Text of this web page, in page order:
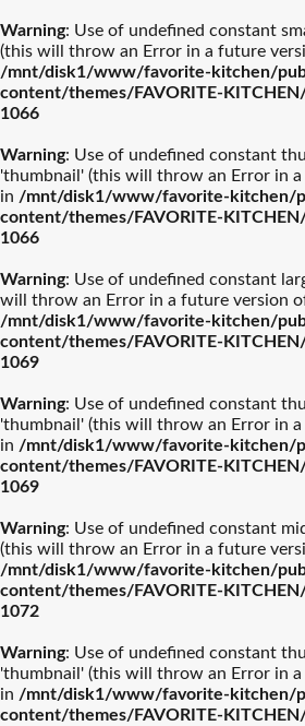
Warning: Use of undefined constant
(this will throw an Error in a future
/mnt/disk1/www/favorite-kitchen/
content/themes/FAVORITE-
1066
Warning: Use of undefined constant
'thumbnail' (this will throw an Error in
in /mnt/disk1/www/favorite-kitchen/
content/themes/FAVORITE-
1066
Warning: Use of undefined constant
will throw an Error in a future version
/mnt/disk1/www/favorite-kitchen/
content/themes/FAVORITE-
1069
Warning: Use of undefined constant
'thumbnail' (this will throw an Error in
in /mnt/disk1/www/favorite-kitchen/
content/themes/FAVORITE-
1069
Warning: Use of undefined constant
(this will throw an Error in a future
/mnt/disk1/www/favorite-kitchen/
content/themes/FAVORITE-
1072
Warning: Use of undefined constant
'thumbnail' (this will throw an Error in
in /mnt/disk1/www/favorite-kitchen/
content/themes/FAVORITE-